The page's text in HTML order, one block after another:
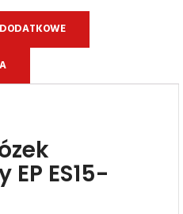
ES15-